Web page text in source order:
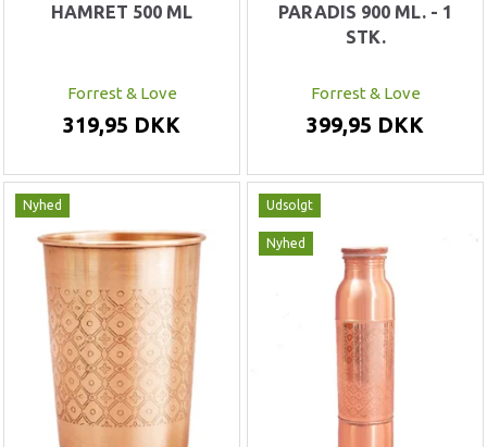
HAMRET 500 ML
Forrest & Love
319,95 DKK
PARADIS 900 ML. - 1
STK.
Forrest & Love
399,95 DKK
Nyhed Udsolgt
Nyhed